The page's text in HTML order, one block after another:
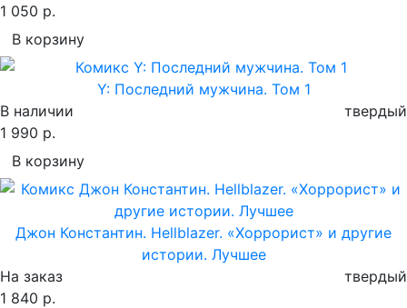
1 050 р.
В корзину
Y: Последний мужчина. Том 1
В наличии
твердый
1 990 р.
В корзину
Джон Константин. Hellblazer. «Хоррорист» и другие
истории. Лучшее
На заказ
твердый
1 840 р.